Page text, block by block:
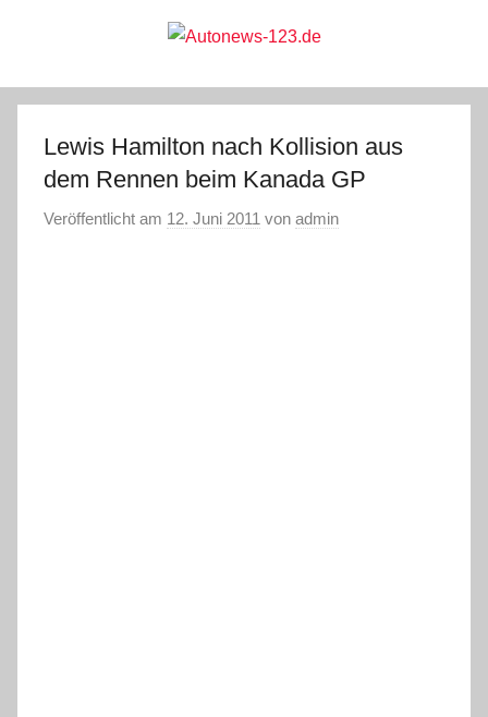
Autonews-
123.de
Lewis Hamilton nach Kollision aus
dem Rennen beim Kanada GP
Veröffentlicht am 12. Juni 2011 von admin